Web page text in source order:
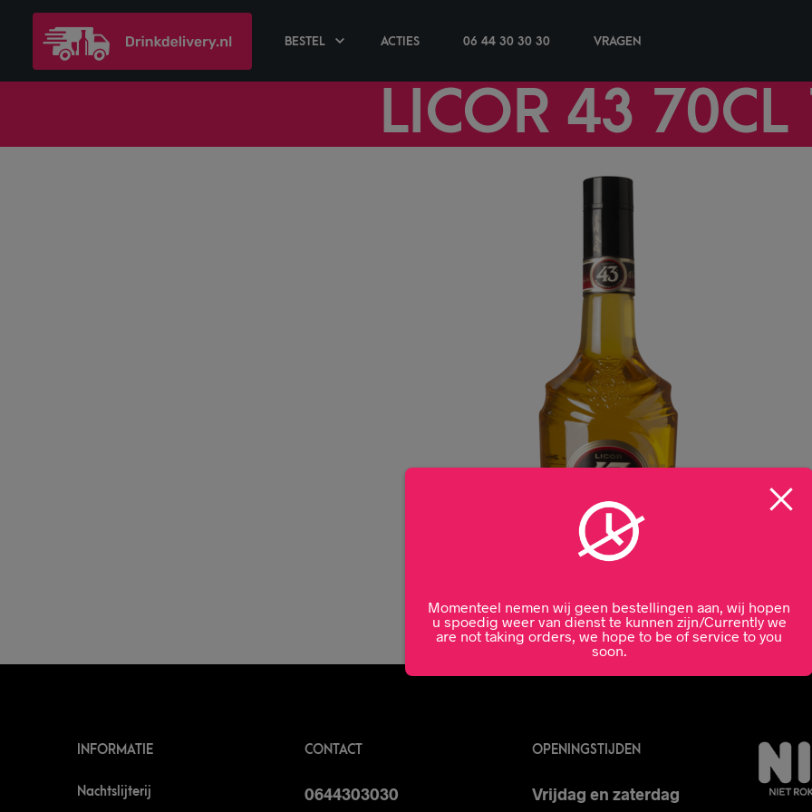
BESTEL ACTIES 06 44 30 30 30 VRAGEN
LICOR 43 70CL
INFORMATIE
Nachtslijterij
CONTACT
0644303030
OPENINGSTIJDEN
Vrijdag en zaterdag
Momenteel nemen wij geen bestellingen aan, wij hopen
u spoedig weer van dienst te kunnen zijn/Currently we
are not taking orders, we hope to be of service to you
soon.